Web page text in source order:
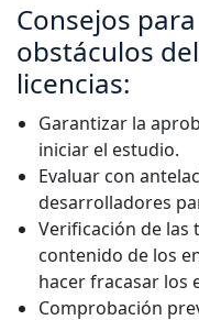
Consejos
obstáculos
licencias:
Garantizar la
iniciar el estudio.
Evaluar con
desarrolladores
Verificación de las
contenido de los
hacer fracasar los
Comprobación